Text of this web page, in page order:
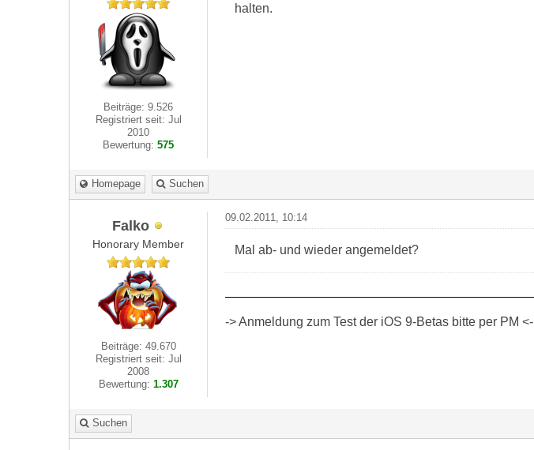
Beiträge: 9.526
Registriert seit: Jul
2010
Bewertung:575
halten.
Homepage Suchen
Falko
Honorary Member
Beiträge: 49.670
Registriert seit: Jul
2008
Bewertung: 1.307
09.02.2011, 10:14
Mal ab- und wieder angemeldet?
-> Anmeldung zum Test der iOS 9-Betas bitte per PM <-
Suchen